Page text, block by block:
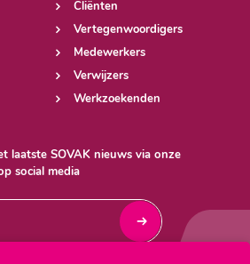
laatste SOVAK nieuws via onze
social media
Cliënten
Vertegenwoordigers
Medewerkers
Verwijzers
Werkzoekenden